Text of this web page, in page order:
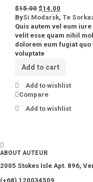
$15.00 $14.00
BySi Modarsk, Te
Quis autem vel eum
velit esse quam nihil
dolorem eum fugiat
voluptate
Add to cart
Add to wishlist
Compare
Add to wishlist
ABOUT AUTEUR
2005 Stokes Isle Apt. 896,
(+68) 120034509